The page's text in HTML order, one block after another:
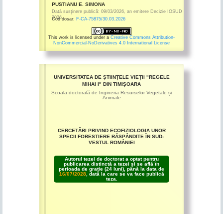
PUSTIANU E. SIMONA
Dată susținere publică: 09/03/2026 an emitere Decizie IOSUD
2026
Cod dosar: F-CA-75875/30.03.2026
This work is licensed under a Creative Commons Attribution-
NonCommercial-NoDerivatives 4.0 International License
UNIVERSITATEA DE ȘTIINȚELE VIEȚII "REGELE
MIHAI I" DIN TIMIȘOARA
Școala doctorală de Ingineria Resurselor Vegetale și
Animale
CERCETĂRI PRIVIND ECOFIZIOLOGIA UNOR
SPECII FORESTIERE RĂSPÂNDITE ÎN SUD-
VESTUL ROMÂNIEI
Autorul tezei de doctorat a optat pentru
publicarea distinctă a tezei și se află în
perioada de grație (24 luni), până la data de
16/07/2028, dată la care se va face publică
teza.